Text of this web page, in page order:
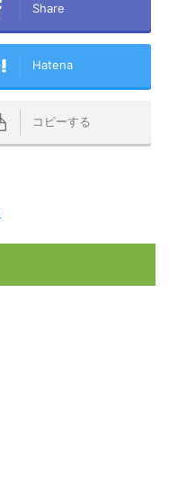
Share
Hatena
コピーする